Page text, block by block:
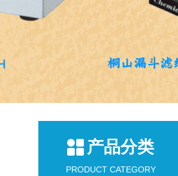
产品分类
PRODUCT CATEGORY